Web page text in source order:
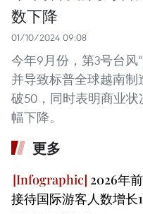
数下降
01/10/2024 09:08
今年9月份，第3号台风
并导致标普全球越南制
破50，同时表明商业
幅下降。
更多
2026年
接待国际游客人数增长